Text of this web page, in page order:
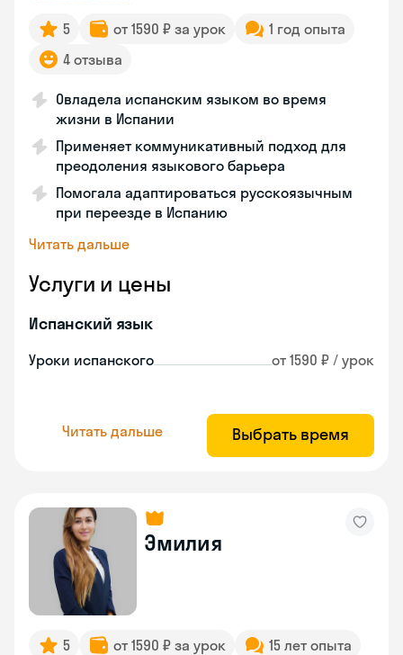
5 от 1590 ₽ за урок
1 год опыта
4 отзыва
Овладела испанским языком во время
жизни в Испании
Применяет коммуникативный подход для
преодоления языкового барьера
Помогала адаптироваться русскоязычным
при переезде в Испанию
Читать дальше
Услуги и цены
Испанский язык
Уроки испанского от 1590 ₽ / урок
Читать дальше Выбрать время
Эмилия
5 от 1590 ₽ за урок 15 лет опыта